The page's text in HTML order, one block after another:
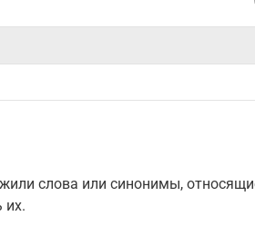
слова или синонимы,
их.